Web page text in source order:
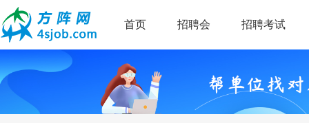
首页 招聘会 招聘考试